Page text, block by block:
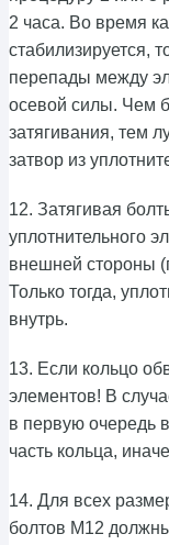
2 часа. Во время
стабилизируется,
перепады между
осевой силы. Чем
затягивания, тем
затвор из
12. Затягивая
уплотнительного
внешней стороны
Только тогда,
внутрь.
13. Если кольцо
элементов! В
в первую очередь
часть кольца,
14. Для всех
болтов М12